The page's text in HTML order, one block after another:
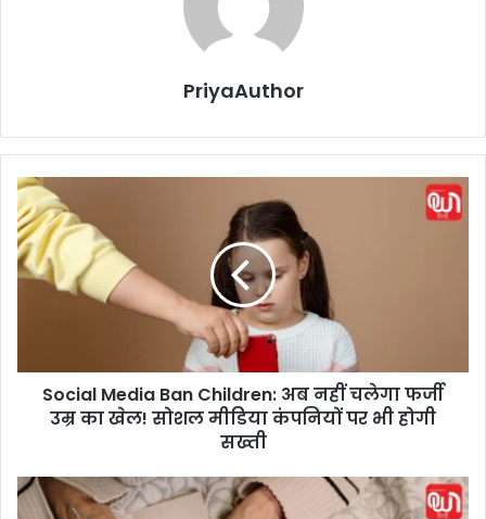
PriyaAuthor
S
o
c
i
a
d
n
Social Media Ban Children: अब नहीं चलेगा फर्जी
उम्र का खेल! सोशल मीडिया कंपनियों पर भी होगी
सख्ती
W